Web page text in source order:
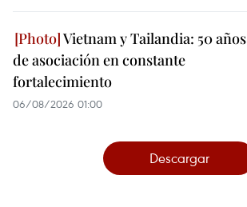
Vietnam y Tailandia: 50 años
de asociación en constante
fortalecimiento
06/08/2026 01:00
Descargar